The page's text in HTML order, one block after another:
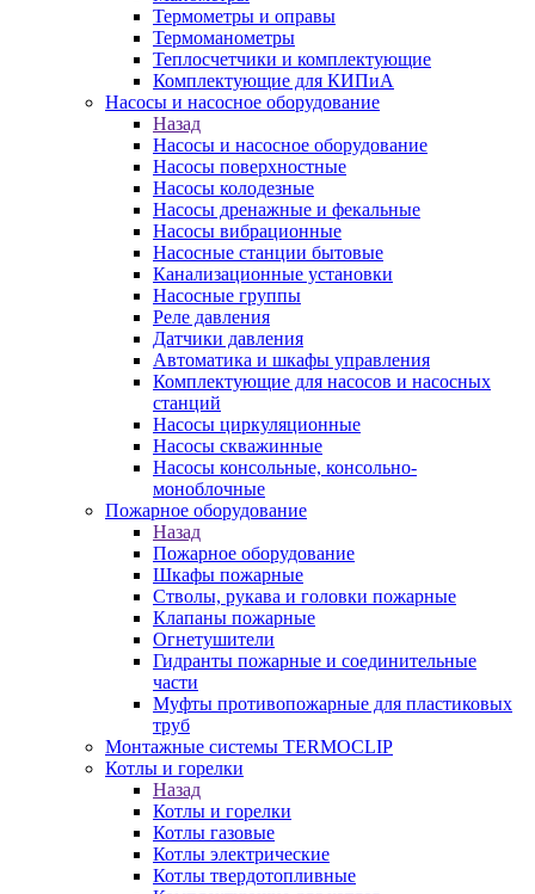
Термометры и оправы
Термоманометры
Теплосчетчики и комплектующие
Комплектующие для КИПиА
Насосы и насосное оборудование
Назад
Насосы и насосное оборудование
Насосы поверхностные
Насосы колодезные
Насосы дренажные и фекальные
Насосы вибрационные
Насосные станции бытовые
Канализационные установки
Насосные группы
Реле давления
Датчики давления
Автоматика и шкафы управления
Комплектующие для насосов и насосных
станций
Насосы циркуляционные
Насосы скважинные
Насосы консольные, консольно-
моноблочные
Пожарное оборудование
Назад
Пожарное оборудование
Шкафы пожарные
Стволы, рукава и головки пожарные
Клапаны пожарные
Огнетушители
Гидранты пожарные и соединительные
части
Муфты противопожарные для пластиковых
труб
Монтажные системы TERMOCLIP
Котлы и горелки
Назад
Котлы и горелки
Котлы газовые
Котлы электрические
Котлы твердотопливные